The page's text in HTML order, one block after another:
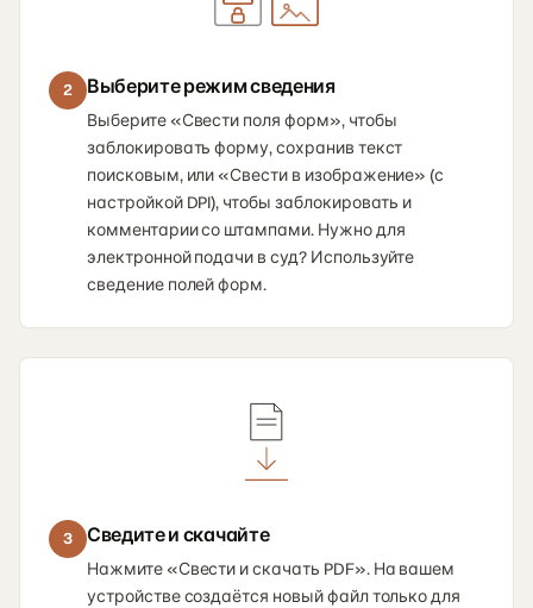
2 Выберите режим сведения
Выберите «Свести поля форм», чтобы
заблокировать форму, сохранив текст
поисковым, или «Свести в изображение» (с
настройкой DPI), чтобы заблокировать и
комментарии со штампами. Нужно для
электронной подачи в суд? Используйте
сведение полей форм.
3 Сведите и скачайте
Нажмите «Свести и скачать PDF». На вашем
устройстве создаётся новый файл только для